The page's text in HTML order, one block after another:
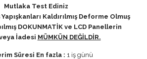
Mutlaka Test Ediniz
Kaldırılmış Deforme Olmuş
DOKUNMATİK ve LCD Panellerin
İadesi MÜMKÜN DEĞİLDİR.
Süresi En fazla : 1 iş günü